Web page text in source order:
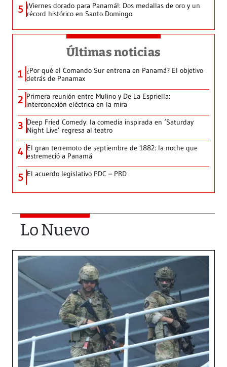
5 ¡Viernes dorado para Panamá!: Dos medallas de oro y un
récord histórico en Santo Domingo
Últimas noticias
1 ¿Por qué el Comando Sur entrena en Panamá? El objetivo
detrás de Panamax
2 Primera reunión entre Mulino y De La Espriella:
interconexión eléctrica en la mira
3 Deep Fried Comedy: la comedia inspirada en ‘Saturday
Night Live’ regresa al teatro
4 El gran terremoto de septiembre de 1882: la noche que
estremeció a Panamá
5 El acuerdo legislativo PDC – PRD
Lo Nuevo